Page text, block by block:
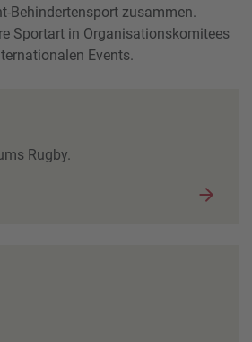
Behindertensport zusammen.
Sportart in Organisationskomitees
Events.
Rugby.